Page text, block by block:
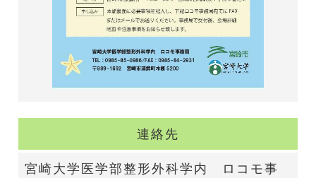
連絡先
宮崎大学医学部整形外科学内 ロコモ事